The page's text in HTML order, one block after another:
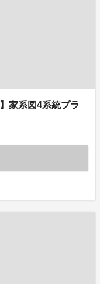
家系図4系統プラ